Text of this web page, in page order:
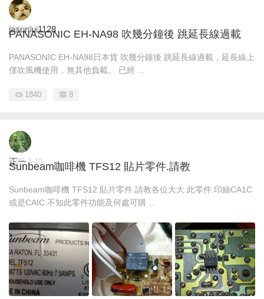
jasonlui1128
2025-4-5
PANASONIC EH-NA98 吹幾分鐘後 跳延長線過載
PANASONIC EH-NA98日本貨 吹幾分鐘後 跳延長線過載，延長線上
僅吹風機使用，無其他負載。 已經 ...
1840 8
正一
2025-3-10
Sunbeam咖啡機 TFS12 貼片零件.請教
Sunbeam咖啡機 TFS12 貼片零件.請教各位大大.此零件.印絲CA1C
或是CAIC.不知此零件功能及何處可購 ...